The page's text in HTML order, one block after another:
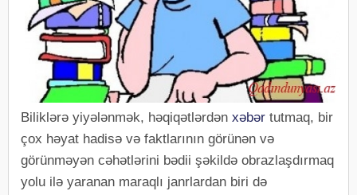
Biliklərə yiyələnmək, həqiqətlərdən xəbər tutmaq, bir
çox həyat hadisə və faktlarının görünən və
görünməyən cəhətlərini bədii şəkildə obrazlaşdırmaq
yolu ilə yaranan maraqlı janrlardan biri də